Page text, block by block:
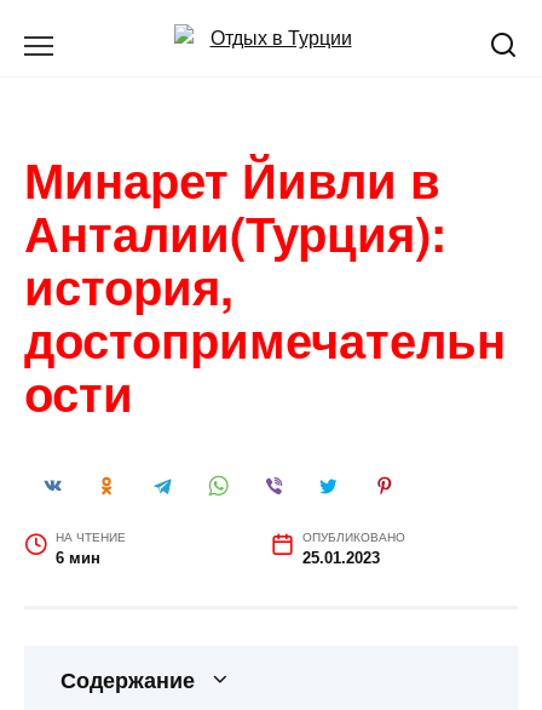
Минарет Йивли в
Анталии(Турция):
история,
достопримечательн
ости
НА ЧТЕНИЕ
6 мин
ОПУБЛИКОВАНО
25.01.2023
Содержание